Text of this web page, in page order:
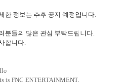
한 정보는 추후 공지 예정입니다
분들의 많은 관심 부탁드립니다
합니다
is FNC ENTERTAINMENT.